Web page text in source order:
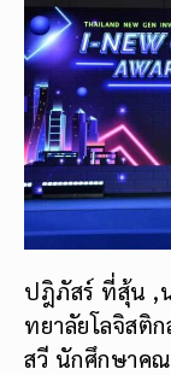
ปฎิภัสร์ ที่สุ้น ,
ทยาลัยโลจิสติ
สวี นักศึกษาค